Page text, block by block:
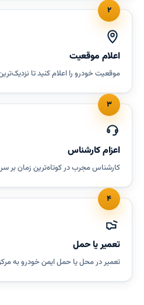
۲
اعلام موقعیت
موقعیت خودرو را اعلام کنید تا
۳
اعزام کارشناس
کارشناس مجرب در کوتاه‌ترین زمان
۴
تعمیر یا حمل
تعمیر در محل یا حمل ایمن خودرو به